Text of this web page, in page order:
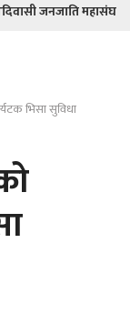
जनजाति महासंघ
भिसा सुविधा